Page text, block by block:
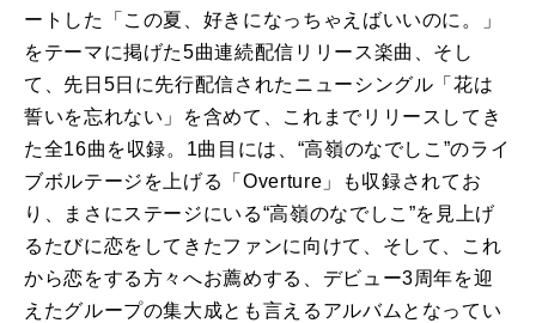
ートした「この夏、好きになっちゃえばいいのに。」
をテーマに掲げた5曲連続配信リリース楽曲、そし
て、先日5日に先行配信されたニューシングル「花は
誓いを忘れない」を含めて、これまでリリースしてき
た全16曲を収録。1曲目には、“高嶺のなでしこ”のライ
ブボルテージを上げる「Overture」も収録されてお
り、まさにステージにいる“高嶺のなでしこ”を見上げ
るたびに恋をしてきたファンに向けて、そして、これ
から恋をする方々へお薦めする、デビュー3周年を迎
えたグループの集大成とも言えるアルバムとなってい